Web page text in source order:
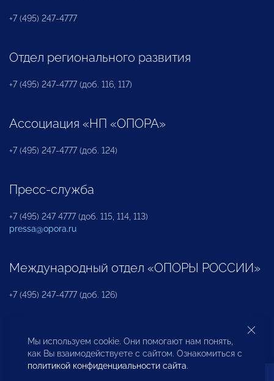
+7 (495) 247-4777
Отдел регионального развития
+7 (495) 247-4777 (доб. 116, 117)
Ассоциация «НП «ОПОРА»
+7 (495) 247-4777 (доб. 124)
Пресс-служба
+7 (495) 247 4777 (доб. 115, 114, 113)
pressa@opora.ru
Международный отдел «ОПОРЫ РОССИИ»
+7 (495) 247-4777 (доб. 126)
Бюро по защите прав предпринимателей и
инвесторов
Мы используем cookie. Они помогают нам понять,
как Вы взаимодействуете с сайтом. Ознакомиться с
политикой конфиденциальности сайта.